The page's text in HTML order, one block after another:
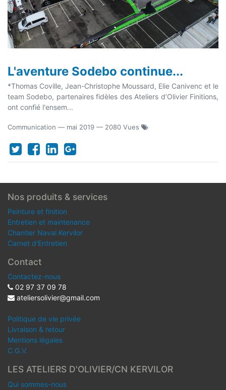
L'aventure Sodebo continue...
*Thomas Coville, Jean-Christophe Moussard, Elie Canivenc et le
team Sodebo, partenaires fidèles des Ateliers d’Olivier Finitions,
ont confié l'ensem...
Communication — mai 2019 — 2080 Vues
Nos produits & services
Peinture et finition
Entretien et maintenance
Chantier Naval Kervilor
Carnet d'Entretien
Contact
Contactez-nous
02 97 37 09 78
ateliersolivier@gmail.com
Politique de vie privée
Livraison & retour
Mentions légales
C.G.V.
LES ATELIERS D'OLIVIER/CN KERVILOR
Qui sommes-nous